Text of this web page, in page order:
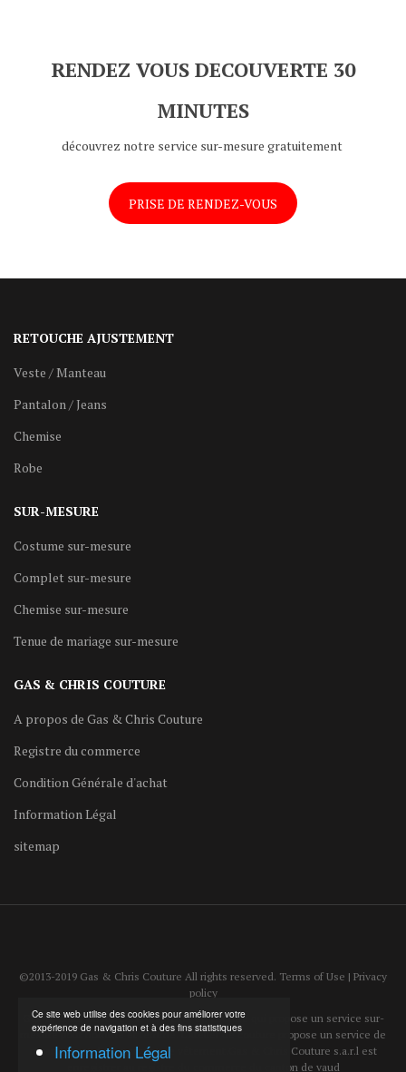
Ce site web utilise des cookies pour améliorer votre
expérience de navigation et à des fins statistiques
Information Légal
RENDEZ VOUS DECOUVERTE 30
MINUTES
découvrez notre service sur-mesure gratuitement
PRISE DE RENDEZ-VOUS
RETOUCHE AJUSTEMENT
Veste / Manteau
Pantalon / Jeans
Chemise
Robe
SUR-MESURE
Costume sur-mesure
Complet sur-mesure
Chemise sur-mesure
Tenue de mariage sur-mesure
GAS & CHRIS COUTURE
A propos de Gas & Chris Couture
Registre du commerce
Condition Générale d'achat
Information Légal
sitemap
©2013-2019 Gas & Chris Couture All rights reserved. Terms of Use | Privacy
policy
Gas & Chris Couture est un atelier de couture qui propose un service sur-
mesure pour homme et femme. L'atelier de couture propose un service de
reparation et d'ajustement de vêtement.Gas & Chris Couture s.a.r.l est
enregistrer au registre du commerce du canton de vaud